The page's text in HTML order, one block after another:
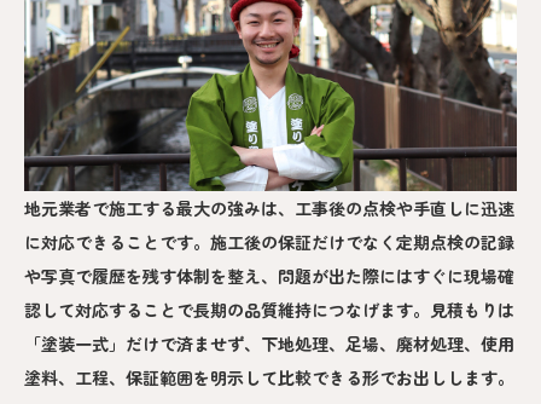
地元業者で施工する最大の強みは、工事後の点検や手直しに迅速
に対応できることです。施工後の保証だけでなく定期点検の記録
や写真で履歴を残す体制を整え、問題が出た際にはすぐに現場確
認して対応することで長期の品質維持につなげます。見積もりは
「塗装一式」だけで済ませず、下地処理、足場、廃材処理、使用
塗料、工程、保証範囲を明示して比較できる形でお出しします。